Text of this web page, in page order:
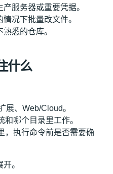
服务器或重要凭据。
况下批量改文件。
悉的仓库。
什么
展、Web/Cloud。
和哪个目录里工作。
，执行命令前是否需要确
。